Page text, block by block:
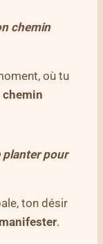
chemin
où tu
chemin
planter pour
ton désir
manifester.